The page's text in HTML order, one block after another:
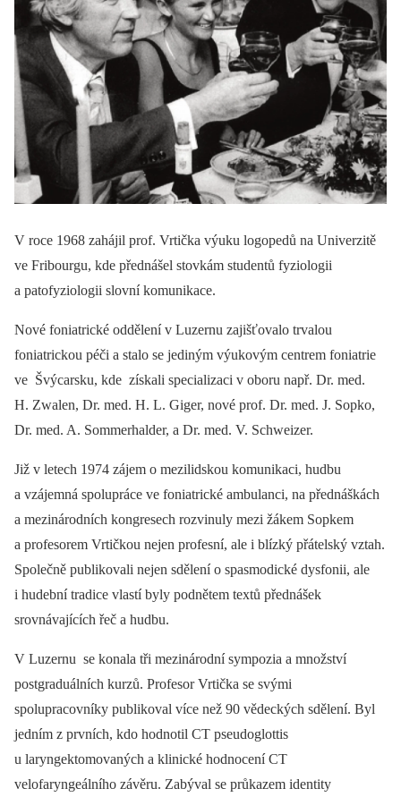
V roce 1968 zahájil prof. Vrtička výuku logopedů na Univerzitě
ve Fribourgu, kde přednášel stovkám studentů fyziologii
a patofyziologii slovní komunikace.
Nové foniatrické oddělení v Luzernu zajišťovalo trvalou
foniatrickou péči a stalo se jediným výukovým centrem foniatrie
ve Švýcarsku, kde získali specializaci v oboru např. Dr. med.
H. Zwalen, Dr. med. H. L. Giger, nové prof. Dr. med. J. Sopko,
Dr. med. A. Sommerhalder, a Dr. med. V. Schweizer.
Již v letech 1974 zájem o mezilidskou komunikaci, hudbu
a vzájemná spolupráce ve foniatrické ambulanci, na přednáškách
a mezinárodních kongresech rozvinuly mezi žákem Sopkem
a profesorem Vrtičkou nejen profesní, ale i blízký přátelský vztah.
Společně publikovali nejen sdělení o spasmodické dysfonii, ale
i hudební tradice vlastí byly podnětem textů přednášek
srovnávajících řeč a hudbu.
V Luzernu se konala tři mezinárodní sympozia a množství
postgraduálních kurzů. Profesor Vrtička se svými
spolupracovníky publikoval více než 90 vědeckých sdělení. Byl
jedním z prvních, kdo hodnotil CT pseudoglottis
u laryngektomovaných a klinické hodnocení CT
velofaryngeálního závěru. Zabýval se průkazem identity